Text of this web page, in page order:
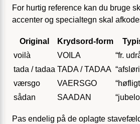
For hurtig reference kan du bruge
accenter og specialtegn skal
Original Krydsord-form
voilà
VOILA
“fr.
tada / tadaa TADA / TADAA
værsgo
VAERSGO
sådan
SAADAN
Pas endelig på de oplagte